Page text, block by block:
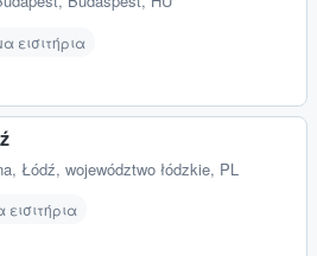
εισιτήρια
, Łódź, województwo łódzkie, PL
εισιτήρια